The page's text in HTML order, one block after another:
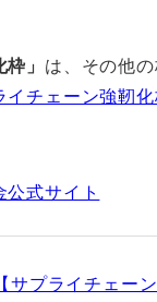
」 は、その他
チェーン強靭化
式サイト
サプライチェー